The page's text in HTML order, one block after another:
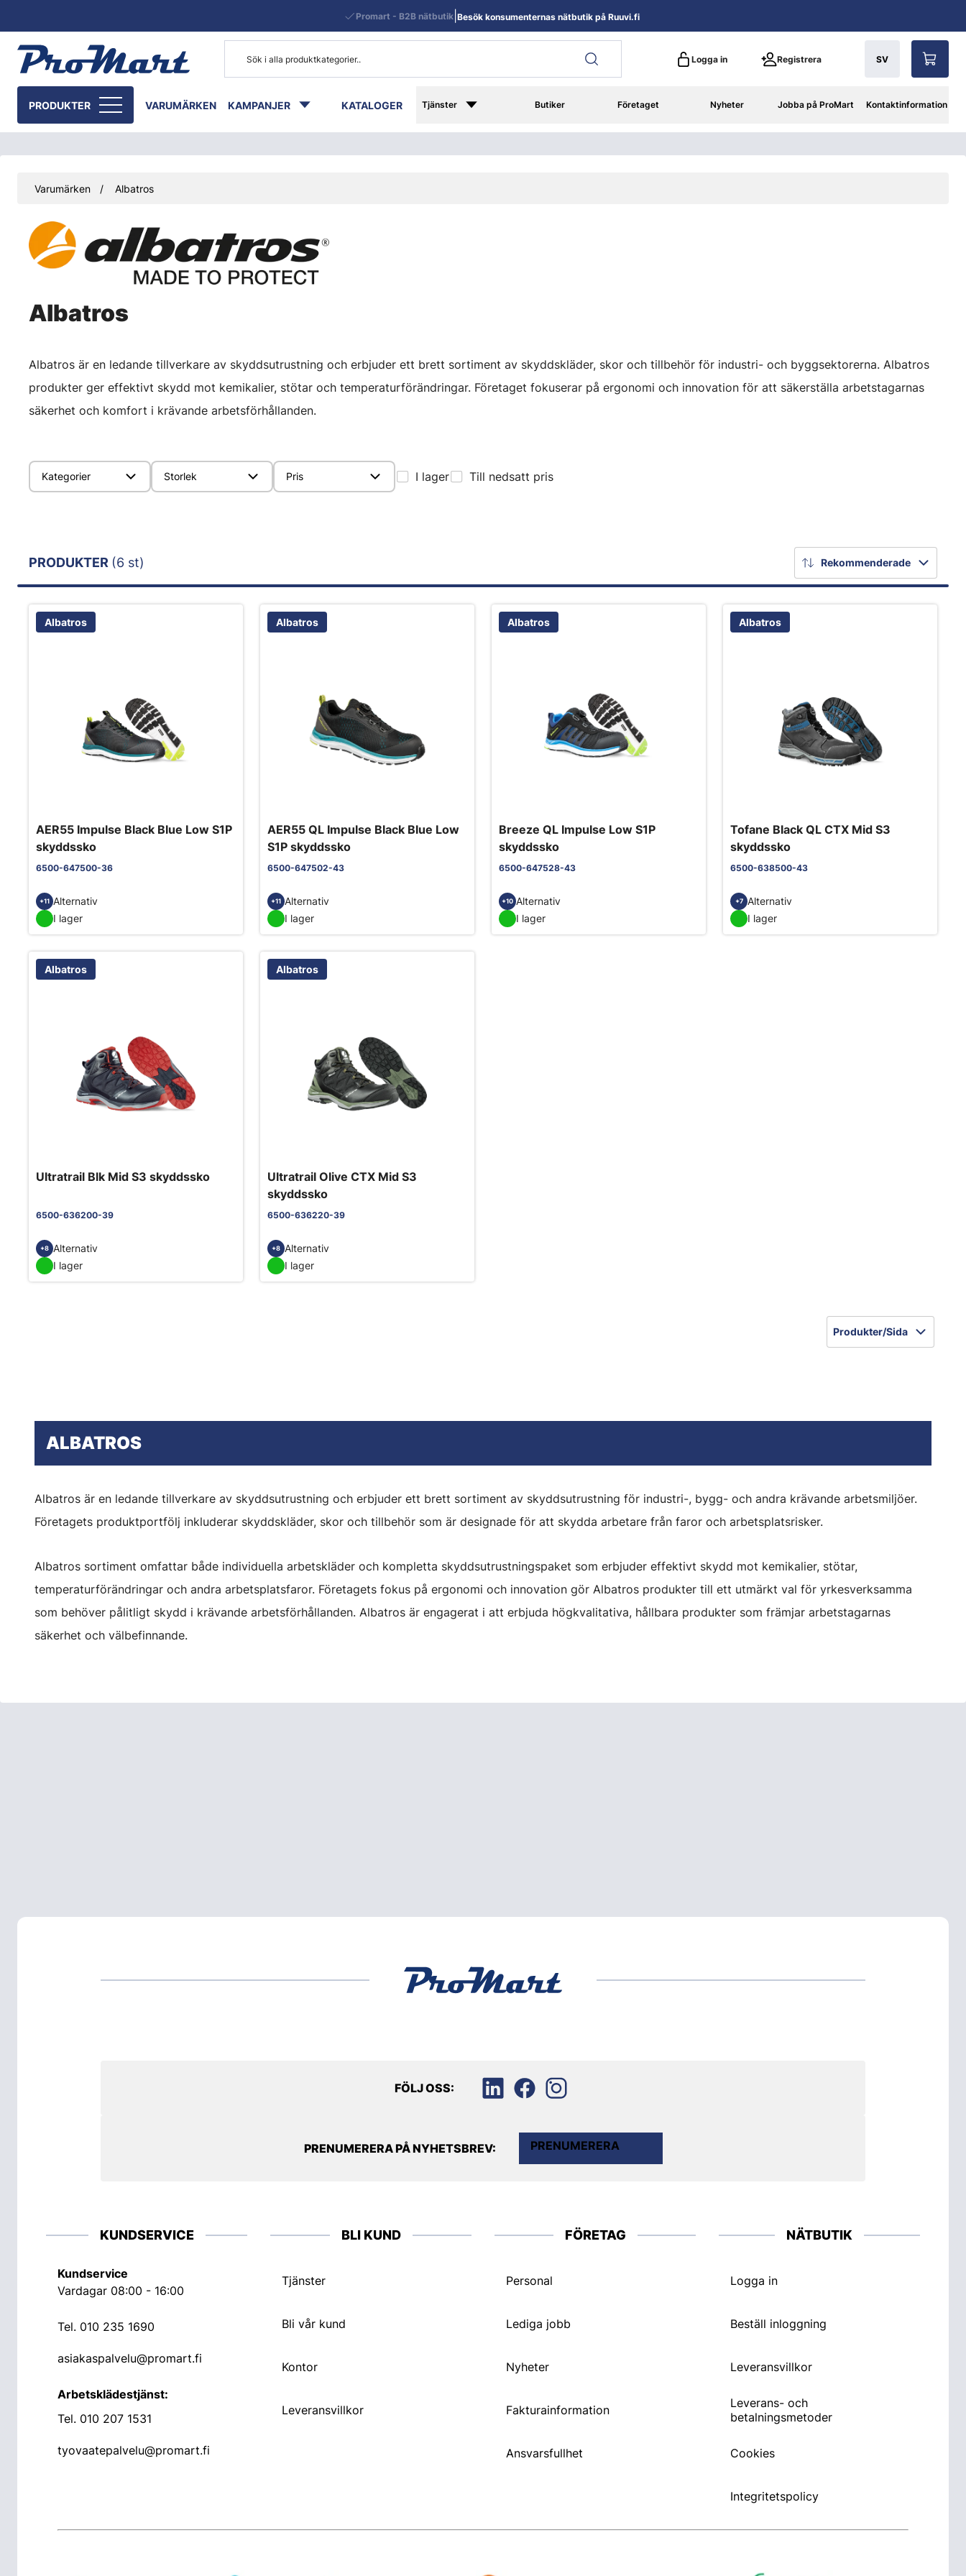
Logga in Registrera SV
PRODUKTER VARUMÄRKEN KAMPANJER KATALOGER Tjänster Butiker Företaget Nyheter Jobba på ProMart Kontaktinformation
Promart - B2B nätbutik Besök konsumenternas nätbutik på Ruuvi.fi
Varumärken Albatros
Albatros
Albatros är en ledande tillverkare av skyddsutrustning och erbjuder ett brett sortiment av skyddskläder, skor och tillbehör för industri- och byggsektorerna. Albatros
produkter ger effektivt skydd mot kemikalier, stötar och temperaturförändringar. Företaget fokuserar på ergonomi och innovation för att säkerställa arbetstagarnas
säkerhet och komfort i krävande arbetsförhållanden.
Kategorier Storlek Pris I lager Till nedsatt pris
Rekommenderade
PRODUKTER (6 st)
Albatros
AER55 Impulse Black Blue Low S1P
skyddssko
6500-647500-36
+11 Alternativ
I lager
Albatros
AER55 QL Impulse Black Blue Low
S1P skyddssko
6500-647502-43
+11 Alternativ
I lager
Albatros
Breeze QL Impulse Low S1P
skyddssko
6500-647528-43
+10 Alternativ
I lager
Albatros
Tofane Black QL CTX Mid S3
skyddssko
6500-638500-43
+7
Alternativ
I lager
Albatros
Ultratrail Blk Mid S3 skyddssko
6500-636200-39
+8
Alternativ
I lager
Albatros
Ultratrail Olive CTX Mid S3
skyddssko
6500-636220-39
+8
Alternativ
I lager
Produkter/Sida
ALBATROS
Albatros är en ledande tillverkare av skyddsutrustning och erbjuder ett brett sortiment av skyddsutrustning för industri-, bygg- och andra krävande arbetsmiljöer.
Företagets produktportfölj inkluderar skyddskläder, skor och tillbehör som är designade för att skydda arbetare från faror och arbetsplatsrisker.
Albatros sortiment omfattar både individuella arbetskläder och kompletta skyddsutrustningspaket som erbjuder effektivt skydd mot kemikalier, stötar,
temperaturförändringar och andra arbetsplatsfaror. Företagets fokus på ergonomi och innovation gör Albatros produkter till ett utmärkt val för yrkesverksamma
som behöver pålitligt skydd i krävande arbetsförhållanden. Albatros är engagerat i att erbjuda högkvalitativa, hållbara produkter som främjar arbetstagarnas
säkerhet och välbefinnande.
FÖLJ OSS:
PRENUMERERA PÅ NYHETSBREV: PRENUMERERA
KUNDSERVICE
Kundservice
Vardagar 08:00 - 16:00
Tel. 010 235 1690
asiakaspalvelu@promart.fi
Arbetsklädestjänst:
Tel. 010 207 1531
tyovaatepalvelu@promart.fi
BLI KUND
Tjänster
Bli vår kund
Kontor
Leveransvillkor
FÖRETAG
Personal
Lediga jobb
Nyheter
Fakturainformation
Ansvarsfullhet
NÄTBUTIK
Logga in
Beställ inloggning
Leveransvillkor
Leverans- och
betalningsmetoder
Cookies
Integritetspolicy